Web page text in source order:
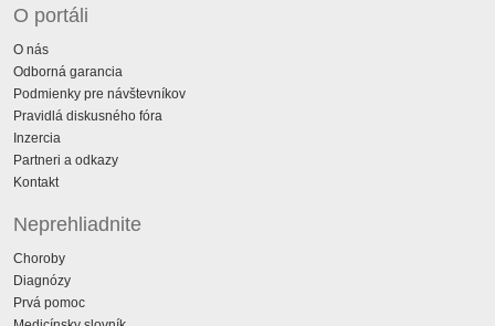
O portáli
O nás
Odborná garancia
Podmienky pre návštevníkov
Pravidlá diskusného fóra
Inzercia
Partneri a odkazy
Kontakt
Neprehliadnite
Choroby
Diagnózy
Prvá pomoc